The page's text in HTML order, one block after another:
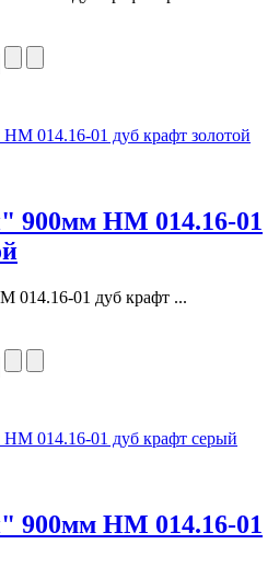
900мм НМ 014.16-01
01 дуб крафт ...
900мм НМ 014.16-01